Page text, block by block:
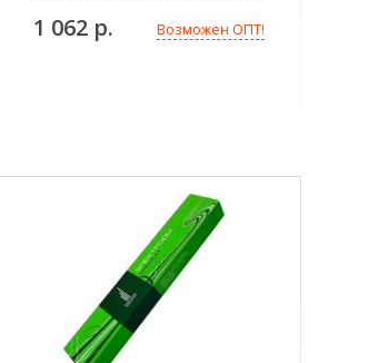
1 062 р. Возможен ОПТ!